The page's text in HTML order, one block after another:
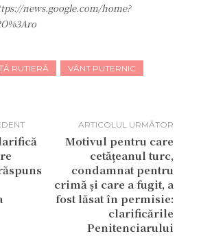
news.google.com/home?
RUTIERĂ VÂNT PUTERNIC
ARTICOLUL URMĂTOR
Motivul pentru care
cetățeanul turc,
condamnat pentru
crimă și care a fugit, a
fost lăsat în permisie:
clarificările
Penitenciarului